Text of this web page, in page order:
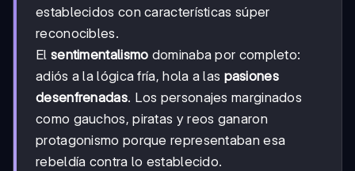
establecidos con características súper
reconocibles.
El sentimentalismo dominaba por completo:
adiós a la lógica fría, hola a las pasiones
desenfrenadas. Los personajes marginados
como gauchos, piratas y reos ganaron
protagonismo porque representaban esa
rebeldía contra lo establecido.